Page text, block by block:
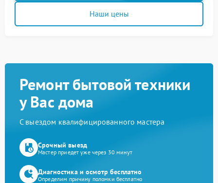
Наши цены
Ремонт бытовой техники
у Вас дома
С выездом квалифицированного мастера
Срочный выезд
Мастер приедет уже через 30 минут
Диагностика и осмотр бесплатно
Определим причину поломки бесплатно